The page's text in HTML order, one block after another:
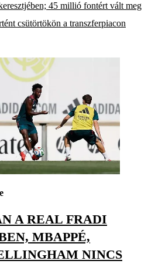
45 millió fontért vált meg
csütörtökön a transzferpiacon
A REAL FRADI
MBAPPÉ,
NINCS